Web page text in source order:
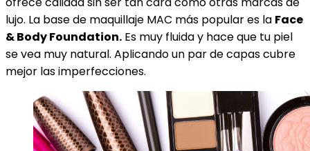
lujo. La base de maquillaje MAC más popular es la Face
& Body Foundation. Es muy fluida y hace que tu piel
se vea muy natural. Aplicando un par de capas cubre
mejor las imperfecciones.